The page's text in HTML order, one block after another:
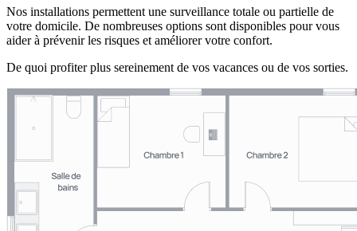
Nos installations permettent une surveillance totale ou partielle de
votre domicile. De nombreuses options sont disponibles pour vous
aider à prévenir les risques et améliorer votre confort.
De quoi profiter plus sereinement de vos vacances ou de vos sorties.